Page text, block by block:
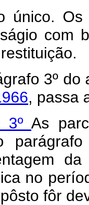
Os
com
3º
, passa
3ºAs
no
fôr